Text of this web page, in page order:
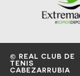
© REAL CLUB DE
TENIS
CABEZARRUBIA